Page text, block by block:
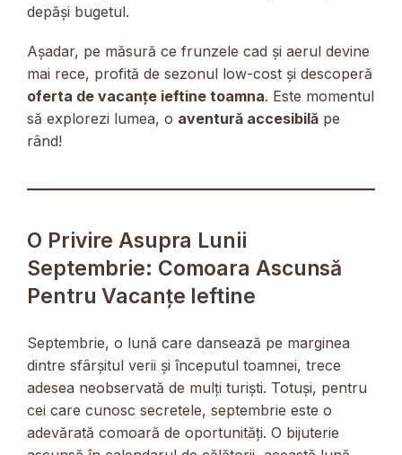
depăși bugetul.
Așadar, pe măsură ce frunzele cad și aerul devine
mai rece, profită de sezonul low-cost și descoperă
oferta de vacanțe ieftine toamna. Este momentul
să explorezi lumea, o aventură accesibilă pe
rând!
O Privire Asupra Lunii
Septembrie: Comoara Ascunsă
Pentru Vacanțe Ieftine
Septembrie, o lună care dansează pe marginea
dintre sfârșitul verii și începutul toamnei, trece
adesea neobservată de mulți turiști. Totuși, pentru
cei care cunosc secretele, septembrie este o
adevărată comoară de oportunități. O bijuterie